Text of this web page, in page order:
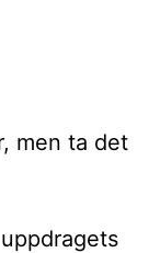
men ta det